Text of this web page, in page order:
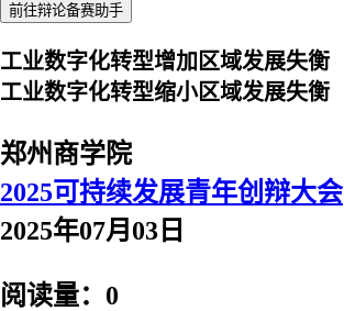
前往辩论备赛助手
工业数字化转型增加区域发展失衡
工业数字化转型缩小区域发展失衡
郑州商学院
2025可持续发展青年创辩大会
2025年07月03日
阅读量：0